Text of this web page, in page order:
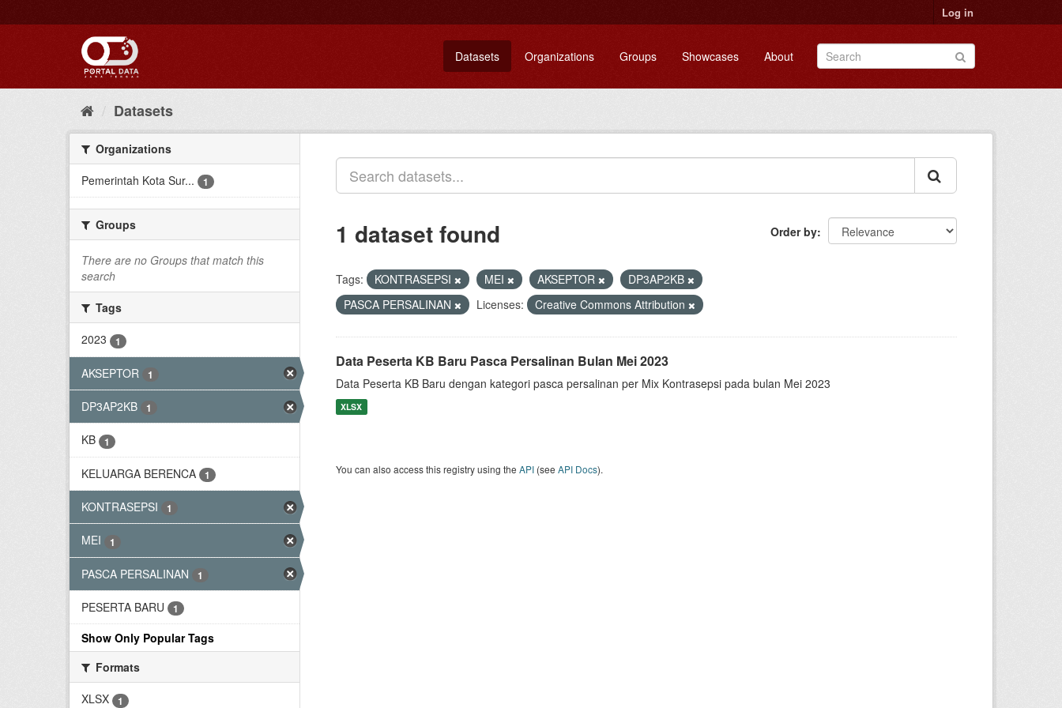
to
Log in
Datasets Organizations Groups Showcases About
Datasets
Organizations
Pemerintah Kota Sur...
1
Groups
There are no Groups that match this
search
Tags
2023
1
AKSEPTOR 1
DP3AP2KB 1
KB 1
KELUARGA BERENCA 1
KONTRASEPSI 1
MEI 1
PASCA PERSALINAN 1
PESERTA BARU 1
Show Only Popular Tags
Formats
XLSX
1
Order by
1 dataset found
Tags: KONTRASEPSI MEI AKSEPTOR
DP3AP2KB
PASCA PERSALINAN
Licenses: Creative Commons Attribution
Data Peserta KB Baru Pasca Persalinan Bulan Mei 2023
Data Peserta KB Baru dengan kategori pasca persalinan per Mix Kontrasepsi pada bulan Mei 2023
XLSX
You can also access this registry using the API (see API Docs).